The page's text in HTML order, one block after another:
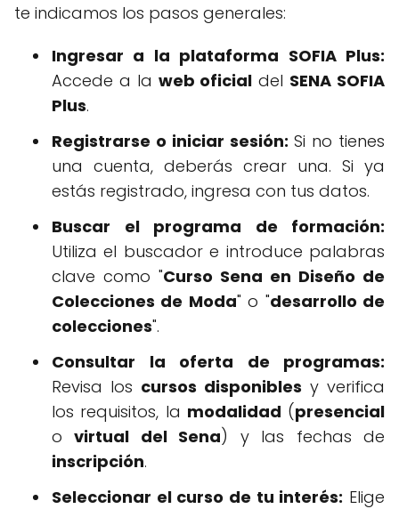
te indicamos los pasos generales:
Ingresar a la plataforma SOFIA Plus:
Accede a la web oficial del SENA SOFIA
Plus.
Registrarse o iniciar sesión: Si no tienes
una cuenta, deberás crear una. Si ya
estás registrado, ingresa con tus datos.
Buscar el programa de formación:
Utiliza el buscador e introduce palabras
clave como "Curso Sena en Diseño de
Colecciones de Moda" o "desarrollo de
colecciones".
Consultar la oferta de programas:
Revisa los cursos disponibles y verifica
los requisitos, la modalidad (presencial
ovirtual del Sena) y las fechas de
inscripción.
Seleccionar el curso de tu interés: Elige